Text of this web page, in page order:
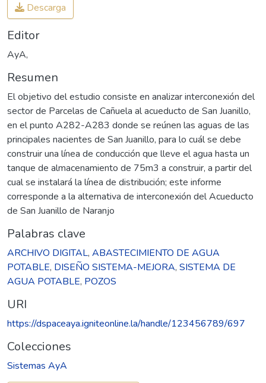
Descarga
Editor
AyA,
Resumen
El objetivo del estudio consiste en analizar interconexión del
sector de Parcelas de Cañuela al acueducto de San Juanillo,
en el punto A282-A283 donde se reúnen las aguas de las
principales nacientes de San Juanillo, para lo cuál se debe
construir una línea de conducción que lleve el agua hasta un
tanque de almacenamiento de 75m3 a construir, a partir del
cual se instalará la línea de distribución; este informe
corresponde a la alternativa de interconexión del Acueducto
de San Juanillo de Naranjo
Palabras clave
ARCHIVO DIGITAL, ABASTECIMIENTO DE AGUA
POTABLE, DISEÑO SISTEMA-MEJORA, SISTEMA DE
AGUA POTABLE, POZOS
URI
https://dspaceaya.igniteonline.la/handle/123456789/697
Colecciones
Sistemas AyA